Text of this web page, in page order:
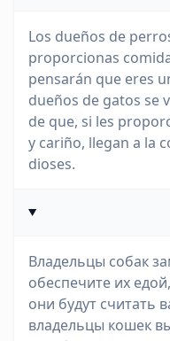
Los dueños de
proporcionas
pensarán que eres
dueños de gatos se
de que, si les
y cariño, llegan a la
dioses.
Владельцы собак
обеспечите их
они будут считать
владельцы кошек